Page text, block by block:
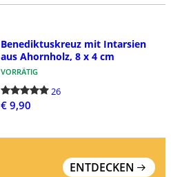
Benediktuskreuz mit Intarsien
aus Ahornholz, 8 x 4 cm
VORRÄTIG
26
€ 9,90
ENTDECKEN